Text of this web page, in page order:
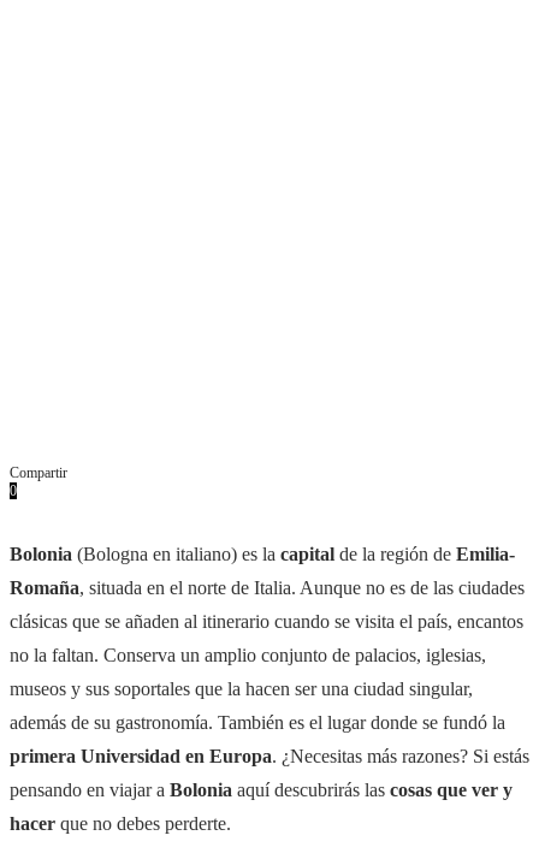
Compartir
0
Bolonia (Bologna en italiano) es la capital de la región de Emilia-
Romaña, situada en el norte de Italia. Aunque no es de las ciudades
clásicas que se añaden al itinerario cuando se visita el país, encantos
no la faltan. Conserva un amplio conjunto de palacios, iglesias,
museos y sus soportales que la hacen ser una ciudad singular,
además de su gastronomía. También es el lugar donde se fundó la
primera Universidad en Europa. ¿Necesitas más razones? Si estás
pensando en viajar a Bolonia aquí descubrirás las cosas que ver y
hacer que no debes perderte.